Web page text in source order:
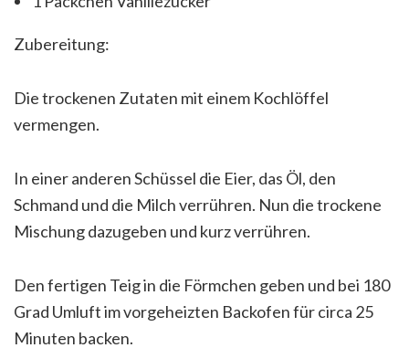
Zubereitung:
Die trockenen Zutaten mit einem Kochlöffel
vermengen.
In einer anderen Schüssel die Eier, das Öl, den
Schmand und die Milch verrühren. Nun die trockene
Mischung dazugeben und kurz verrühren.
Den fertigen Teig in die Förmchen geben und bei 180
Grad Umluft im vorgeheizten Backofen für circa 25
Minuten backen.